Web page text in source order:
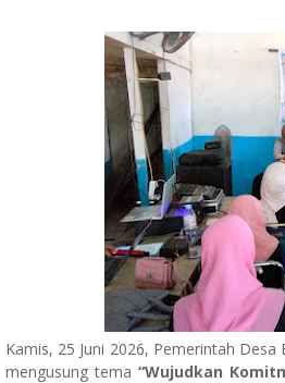
Kamis, 25 Juni 2026, Pemerintah
mengusung tema “Wujudkan